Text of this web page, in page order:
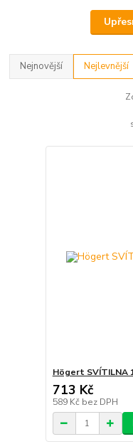
Nejnovější Nejlevnější
Högert SVÍTILNA
713 Kč
589 Kč bez DPH